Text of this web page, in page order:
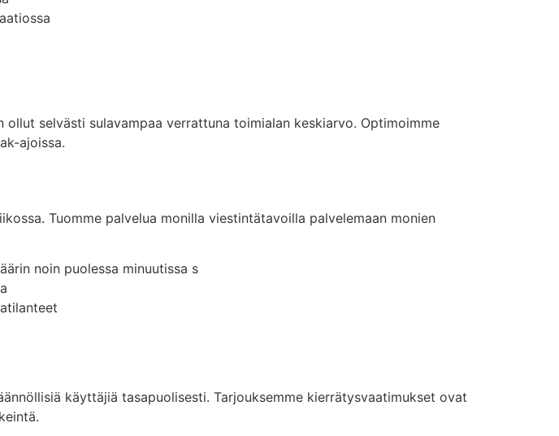
selvästi sulavampaa verrattuna toimialan keskiarvo. Optimoimme
ajoissa.
Tuomme palvelua monilla viestintätavoilla palvelemaan monien
noin puolessa minuutissa s
käyttäjiä tasapuolisesti. Tarjouksemme kierrätysvaatimukset ovat